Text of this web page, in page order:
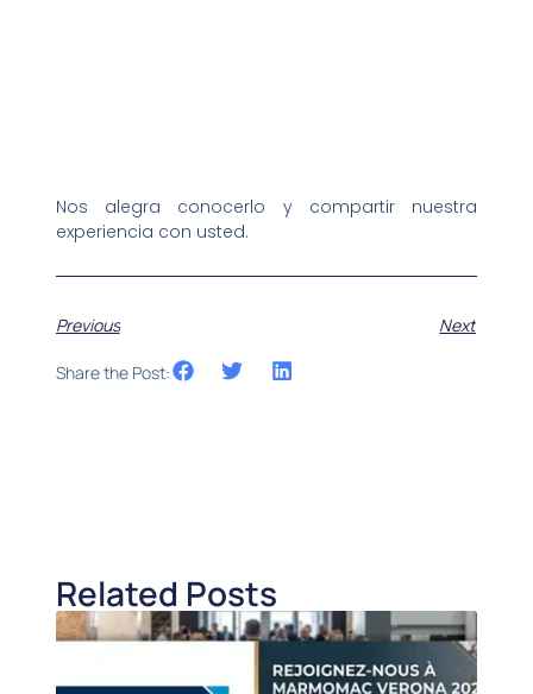
Nos alegra conocerlo y compartir nuestra
experiencia con usted.
Previous Next
Share the Post:
Related Posts